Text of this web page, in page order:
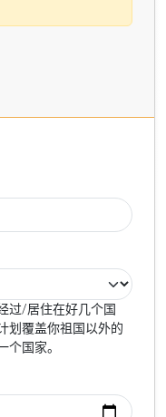
过/居住在好几个国
划覆盖你祖国以外的
个国家。